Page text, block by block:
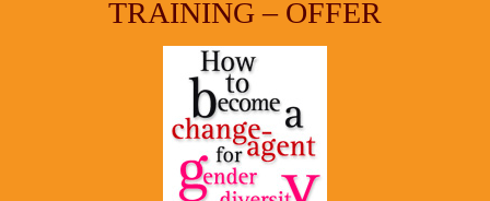
TRAINING – OFFER